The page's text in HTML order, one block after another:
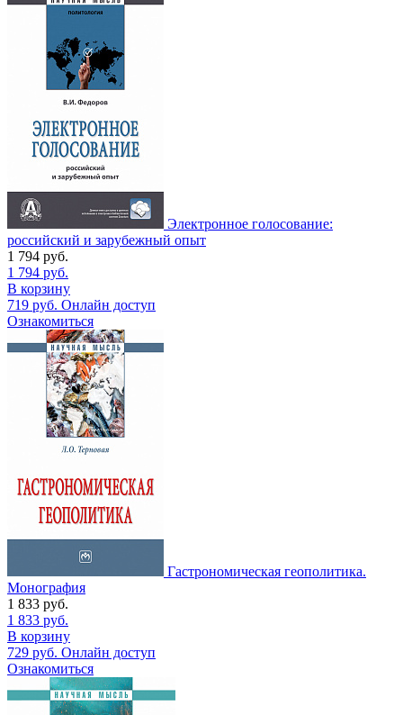
Электронное голосование:
российский и зарубежный опыт
1 794 руб.
1 794 руб.
В корзину
719 руб. Онлайн доступ
Ознакомиться
Гастрономическая геополитика.
Монография
1 833 руб.
1 833 руб.
В корзину
729 руб. Онлайн доступ
Ознакомиться